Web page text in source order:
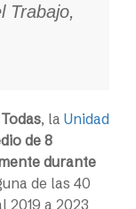
Trabajo,
Todas, la Unidad
de 8
durante
de las 40
2019 a 2023